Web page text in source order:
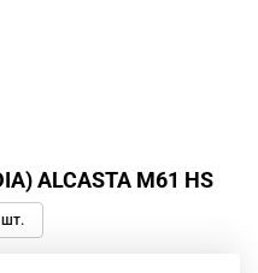
ALCASTA M61 HS